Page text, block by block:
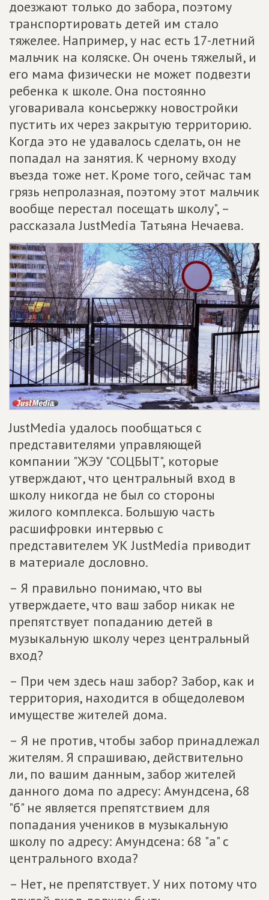
доезжают только до забора, поэтому
транспортировать детей им стало
тяжелее. Например, у нас есть 17-летний
мальчик на коляске. Он очень тяжелый, и
его мама физически не может подвезти
ребенка к школе. Она постоянно
уговаривала консьержку новостройки
пустить их через закрытую территорию.
Когда это не удавалось сделать, он не
попадал на занятия. К черному входу
въезда тоже нет. Кроме того, сейчас там
грязь непролазная, поэтому этот мальчик
вообще перестал посещать школу", –
рассказала JustMedia Татьяна Нечаева.
JustMedia удалось пообщаться с
представителями управляющей
компании "ЖЭУ "СОЦБЫТ", которые
утверждают, что центральный вход в
школу никогда не был со стороны
жилого комплекса. Большую часть
расшифровки интервью с
представителем УК JustMedia приводит
в материале дословно.
– Я правильно понимаю, что вы
утверждаете, что ваш забор никак не
препятствует попаданию детей в
музыкальную школу через центральный
вход?
– При чем здесь наш забор? Забор, как и
территория, находится в общедолевом
имуществе жителей дома.
– Я не против, чтобы забор принадлежал
жителям. Я спрашиваю, действительно
ли, по вашим данным, забор жителей
данного дома по адресу: Амундсена, 68
"б" не является препятствием для
попадания учеников в музыкальную
школу по адресу: Амундсена: 68 "а" с
центрального входа?
– Нет, не препятствует. У них потому что